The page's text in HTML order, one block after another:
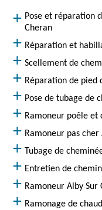
Pose et réparation
Cheran
Réparation et
Scellement de
Réparation de pied
Pose de tubage de
Ramoneur poêle et
Ramoneur pas cher
Tubage de
Entretien de
Ramoneur Alby Sur
Ramonage de